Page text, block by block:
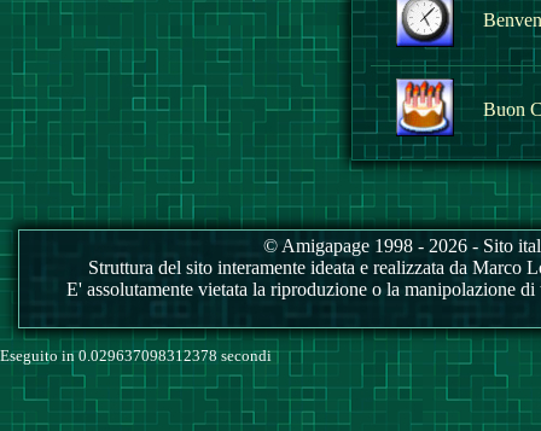
Buon
© Amigapage 1998 - 2026 - Sito
Struttura del sito interamente ideata e realizzata da
E' assolutamente vietata la riproduzione o la manipolazione
Eseguito in 0.029637098312378 secondi